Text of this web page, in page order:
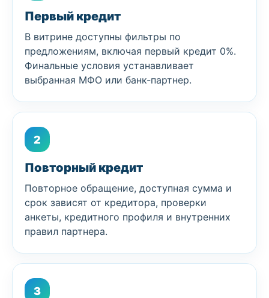
Первый кредит
В витрине доступны фильтры по
предложениям, включая первый кредит 0%.
Финальные условия устанавливает
выбранная МФО или банк-партнер.
2
Повторный кредит
Повторное обращение, доступная сумма и
срок зависят от кредитора, проверки
анкеты, кредитного профиля и внутренних
правил партнера.
3